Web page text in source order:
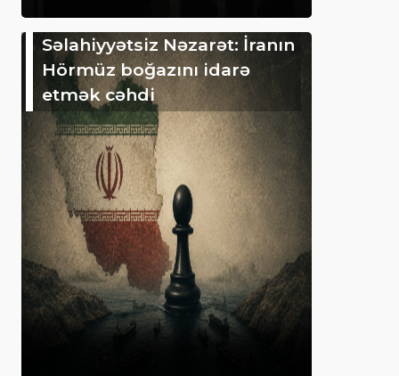
Səlahiyyətsiz Nəzarət: İranın
Hörmüz boğazını idarə
etmək cəhdi